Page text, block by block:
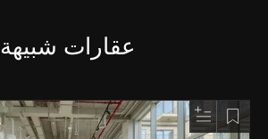
عقارات شبيهة